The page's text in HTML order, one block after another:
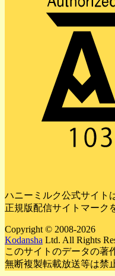
ハニーミルク公式サイト
正規版配信サイトマーク
Copyright © 2008-2026
Kodansha Ltd. All Rights
このサイトのデータの著
無断複製転載放送等は禁